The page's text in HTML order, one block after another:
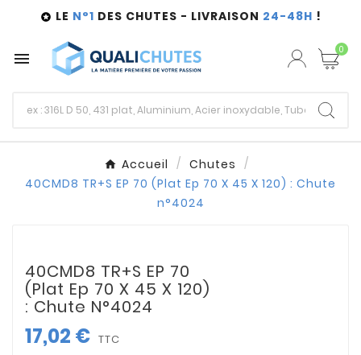
 LE N°1 DES CHUTES - LIVRAISON 24-48H !
 0
Accueil
Chutes
40CMD8 TR+S EP 70 (Plat Ep 70 X 45 X 120) : Chute
n°4024
40CMD8 TR+S EP 70
(Plat Ep 70 X 45 X 120)
: Chute N°4024
17,02 € TTC